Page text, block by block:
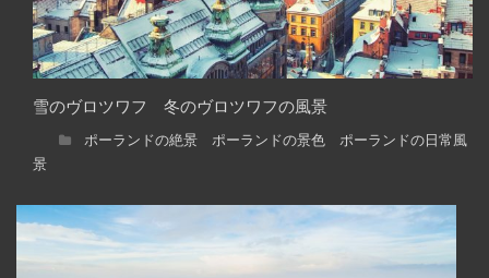
雪のヴロツワフ 冬のヴロツワフの風景
ポーランドの絶景 ポーランドの景色 ポーランドの日常風
景